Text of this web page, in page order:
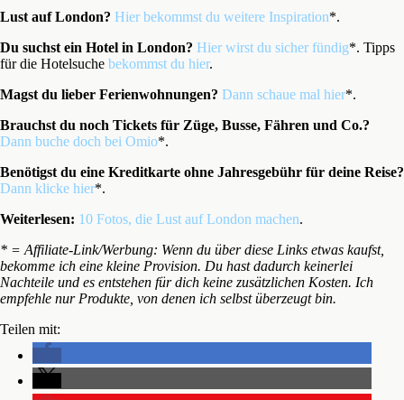
Lust auf London? Hier bekommst du weitere Inspiration*.
Du suchst ein Hotel in London? Hier wirst du sicher fündig*. Tipps
für die Hotelsuche bekommst du hier.
Magst du lieber Ferienwohnungen? Dann schaue mal hier*.
Brauchst du noch Tickets für Züge, Busse, Fähren und Co.?
Dann buche doch bei Omio*.
Benötigst du eine Kreditkarte ohne Jahresgebühr für deine Reise?
Dann klicke hier*.
Weiterlesen: 10 Fotos, die Lust auf London machen.
* = Affiliate-Link/Werbung: Wenn du über diese Links etwas kaufst,
bekomme ich eine kleine Provision. Du hast dadurch keinerlei
Nachteile und es entstehen für dich keine zusätzlichen Kosten. Ich
empfehle nur Produkte, von denen ich selbst überzeugt bin.
Teilen mit: